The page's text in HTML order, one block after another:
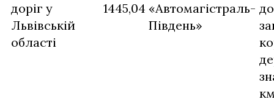
доріг у
Львівській
області
1445,04 «Автомагістраль-
Південь»